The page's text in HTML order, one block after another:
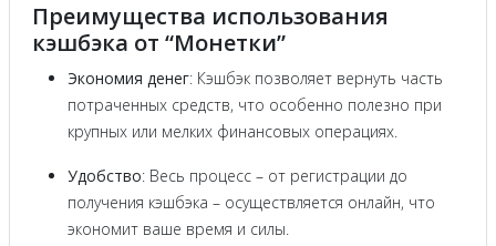
Преимущества использования
кэшбэка от “Монетки”
Экономия денег: Кэшбэк позволяет вернуть часть
потраченных средств, что особенно полезно при
крупных или мелких финансовых операциях.
Удобство: Весь процесс – от регистрации до
получения кэшбэка – осуществляется онлайн, что
экономит ваше время и силы.